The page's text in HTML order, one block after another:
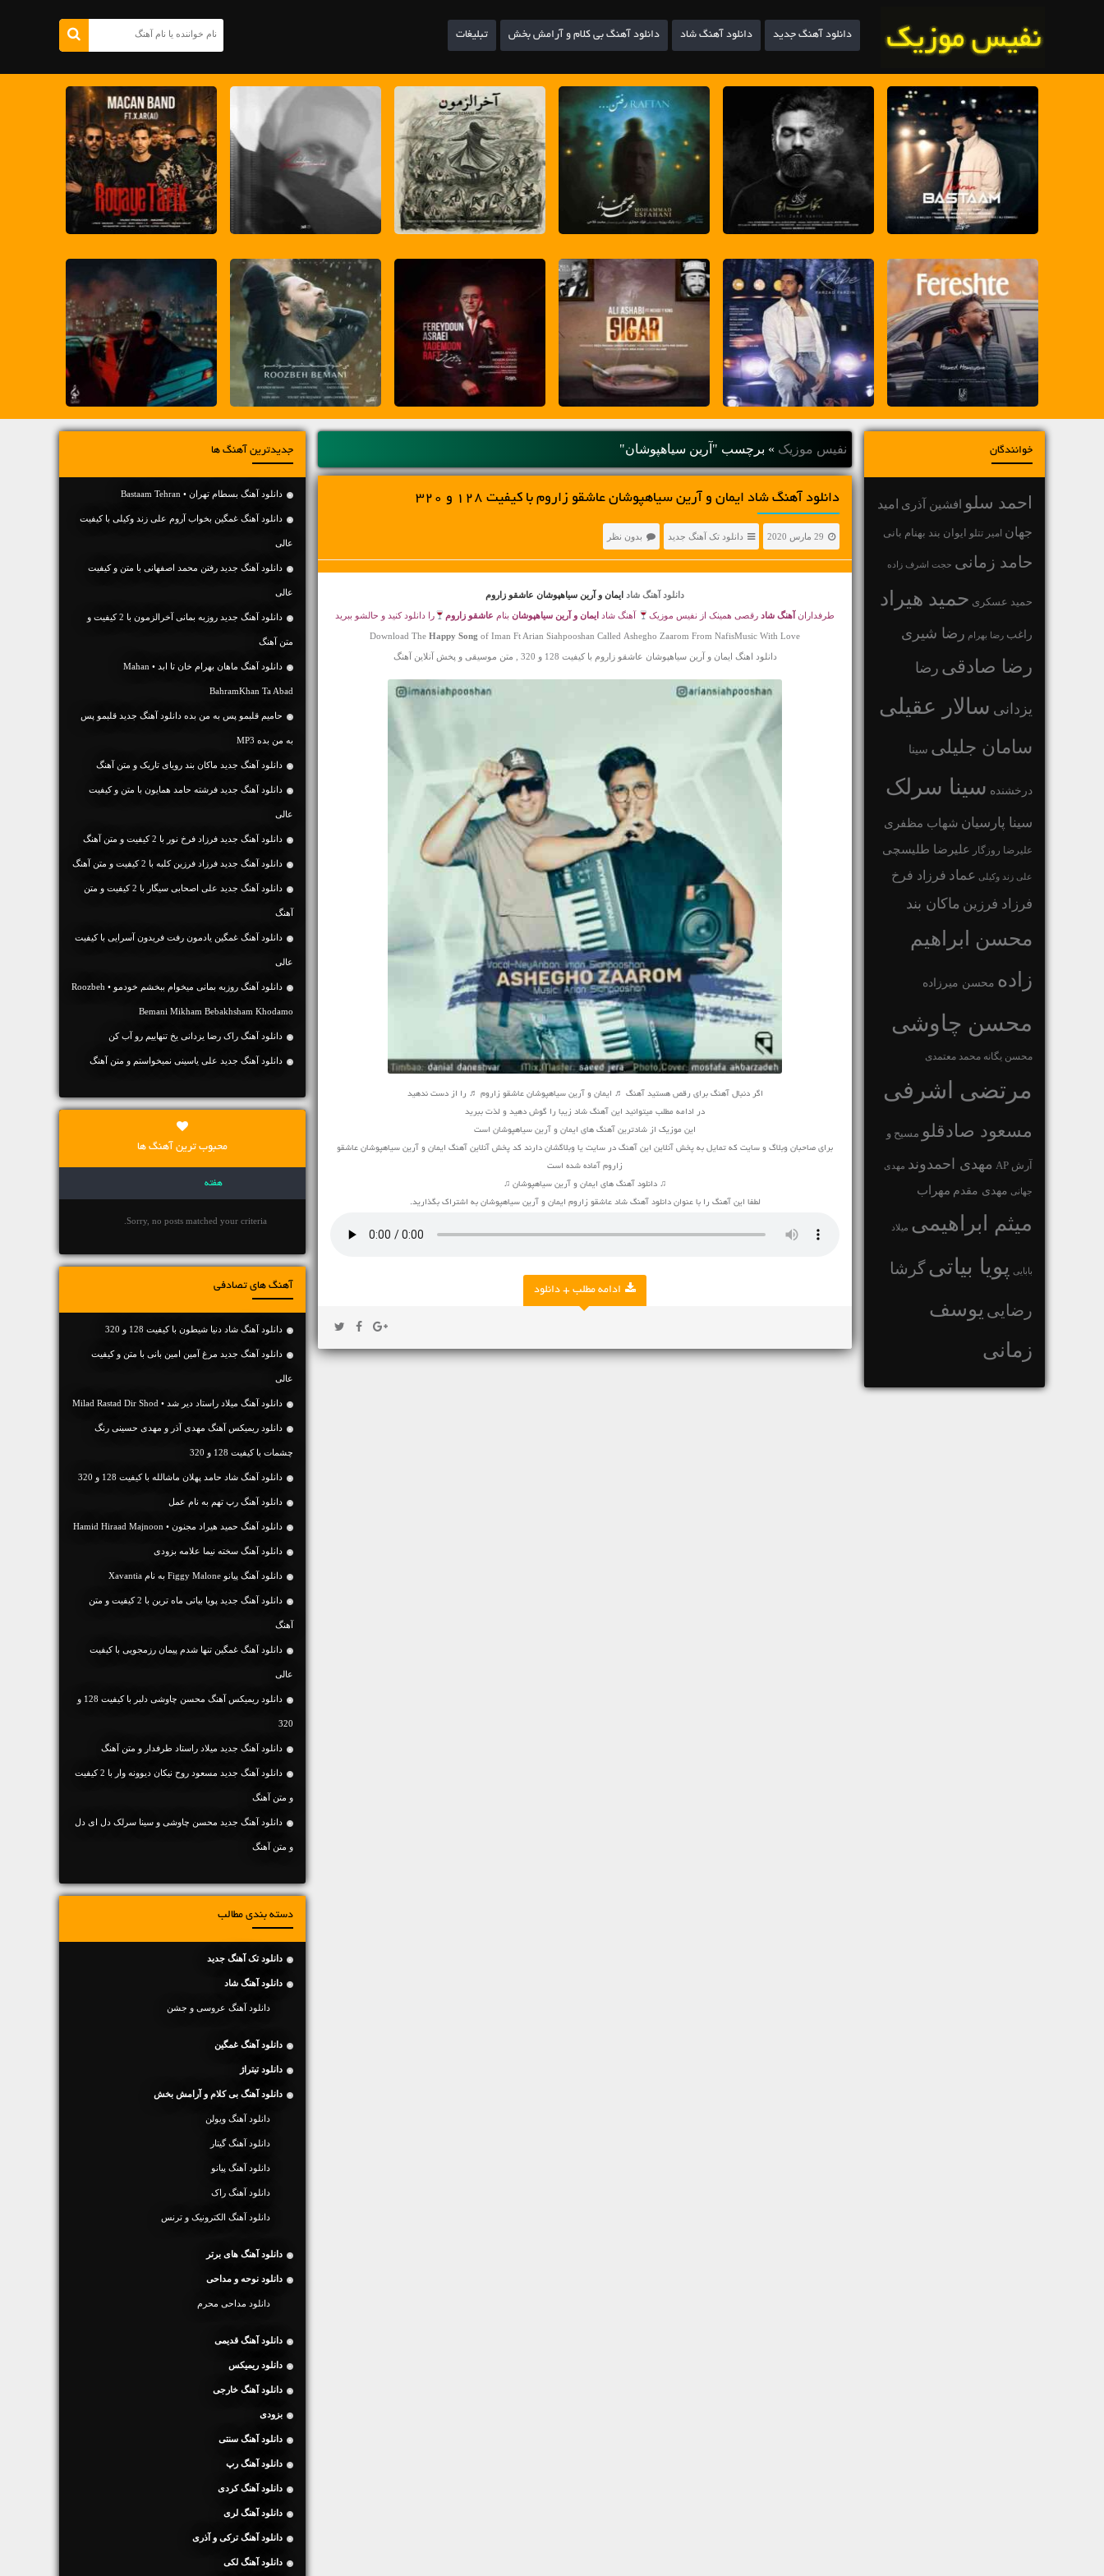
دانلود آهنگ جدید دانلود آهنگ شاد دانلود آهنگ بی کلام و آرامش بخش تبلیغات
خوانندگان
احمد سلو افشین آذری امید
جهان امیر تتلو ایوان بند بهنام بانی
حامد زمانی حجت اشرف زاده
حمید عسکری حمید هیراد
راغب رضا بهرام رضا شیری
رضا صادقی رضا
یزدانی سالار عقیلی
سامان جلیلی سینا
درخشنده سینا سرلک
سینا پارسیان شهاب مظفری
علیرضا روزگار علیرضا طلیسچی
علی زند وکیلی عماد فرزاد فرخ
فرزاد فرزین ماکان بند
محسن ابراهیم
زاده محسن میرزاده
محسن چاوشی
محسن یگانه محمد معتمدی
مرتضی اشرفی
مسعود صادقلو مسیح و
آرش AP مهدی احمدوند مهدی
جهانی مهدی مقدم مهراب
میثم ابراهیمی میلاد
بابایی پویا بیاتیگرشا
رضایی یوسف
زمانی
نفیس موزیک » برچسب "آرین سیاهپوشان"
دانلود آهنگ شاد ایمان و آرین سیاهپوشان عاشقو زاروم با کیفیت 128 و 320
29 مارس 2020 دانلود تک آهنگ جدید بدون نظر
دانلود آهنگ شاد ایمان و آرین سیاهپوشان عاشقو زاروم
طرفدارانآهنگ شاد رقصی همینک از نفیس موزیک آهنگ شاد ایمان و آرین سیاهپوشان بنام عاشقو زاروم را دانلود کنید و حالشو ببرید
Download The Happy Song of Iman Ft Arian Siahpooshan Called Ashegho Zaarom From NafisMusic With Love
دانلود اهنگ ایمان و آرین سیاهپوشان عاشقو زاروم با کیفیت 128 و 320 , متن موسیقی و پخش آنلاین آهنگ
اگر دنبال آهنگ برای رقص هستید آهنگ ♬ ایمان و آرین سیاهپوشان عاشقو زاروم ♬ را از دست ندهید
در ادامه مطلب میتوانید این آهنگ شاد زیبا را گوش دهید و لذت ببرید
این موزیک از شادترین آهنگ های ایمان و آرین سیاهپوشان است
برای صاحبان وبلاگ و سایت که تمایل به پخش آنلاین این آهنگ در سایت یا وبلاگشان دارند کد پخش آنلاین آهنگ ایمان و آرین سیاهپوشان عاشقو
زاروم آماده شده است
♫ دانلود آهنگ های ایمان و آرین سیاهپوشان ♫
لطفا این آهنگ را با عنوان دانلود آهنگ شاد عاشقو زاروم ایمان و آرین سیاهپوشان به اشتراک بگذارید.
ادامه مطلب + دانلود
جدیدترین آهنگ ها
دانلود آهنگ بسطام تهران • Bastaam Tehran
دانلود آهنگ غمگین بخواب آروم علی زند وکیلی با کیفیت
عالی
دانلود آهنگ جديد رفتن محمد اصفهانی با متن و کیفیت
عالی
دانلود آهنگ جديد روزبه بمانی آخرالزمون با 2 کیفیت و
متن آهنگ
دانلود آهنگ ماهان بهرام خان تا ابد • Mahan
BahramKhan Ta Abad
حامیم قلبمو پس به من بده دانلود آهنگ جدید قلبمو پس
به من بده MP3
دانلود آهنگ جديد ماکان بند رویای تاریک و متن آهنگ
دانلود آهنگ جديد فرشته حامد همایون با متن و کیفیت
عالی
دانلود آهنگ جديد فرزاد فرخ نور با 2 کیفیت و متن آهنگ
دانلود آهنگ جديد فرزاد فرزین کلبه با 2 کیفیت و متن آهنگ
دانلود آهنگ جديد علی اصحابی سیگار با 2 کیفیت و متن
آهنگ
دانلود آهنگ غمگین یادمون رفت فریدون آسرایی با کیفیت
عالی
دانلود آهنگ روزبه بمانی میخوام ببخشم خودمو • Roozbeh
Bemani Mikham Bebakhsham Khodamo
دانلود آهنگ راک رضا یزدانی یخ تنهاییم رو آب کن
دانلود آهنگ جديد علی یاسینی نمیخواستم و متن آهنگ
محبوب ترین آهنگ ها
هفته
Sorry, no posts matched your criteria.
آهنگ های تصادفی
دانلود آهنگ شاد دنیا شیطون با کیفیت 128 و 320
دانلود آهنگ جديد مرغ آمین امین بانی با متن و کیفیت
عالی
دانلود آهنگ میلاد راستاد دیر شد • Milad Rastad Dir Shod
دانلود ریمیکس آهنگ مهدی آذر و مهدی حسینی رنگ
چشمات با کیفیت 128 و 320
دانلود آهنگ شاد حامد پهلان ماشالله با کیفیت 128 و 320
دانلود آهنگ رپ تهم به نام عمل
دانلود آهنگ حمید هیراد مجنون • Hamid Hiraad Majnoon
دانلود آهنگ سخته نیما علامه بزودی
دانلود آهنگ پیانو Figgy Malone به نام Xavantia
دانلود آهنگ جديد پویا بیاتی ماه ترین با 2 کیفیت و متن
آهنگ
دانلود آهنگ غمگین تنها شدم پیمان رزمجویی با کیفیت
عالی
دانلود ریمیکس آهنگ محسن چاوشی دلبر با کیفیت 128 و
320
دانلود آهنگ جديد میلاد راستاد طرفدار و متن آهنگ
دانلود آهنگ جديد مسعود روح نیکان دیوونه وار با 2 کیفیت
و متن آهنگ
دانلود آهنگ جديد محسن چاوشی و سینا سرلک دل ای دل
و متن آهنگ
دسته بندی مطالب
دانلود تک آهنگ جدید
دانلود آهنگ شاد
دانلود آهنگ عروسی و جشن
دانلود آهنگ غمگین
دانلود تیتراژ
دانلود آهنگ بی کلام و آرامش بخش
دانلود آهنگ ویولن
دانلود آهنگ گیتار
دانلود آهنگ پیانو
دانلود آهنگ راک
دانلود آهنگ الکترونیک و ترنس
دانلود آهنگ های برتر
دانلود نوحه و مداحی
دانلود مداحی محرم
دانلود آهنگ قدیمی
دانلود ریمیکس
دانلود آهنگ خارجی
بزودی
دانلود آهنگ سنتی
دانلود آهنگ رپ
دانلود آهنگ کردی
دانلود آهنگ لری
دانلود آهنگ ترکی و آذری
دانلود آهنگ لکی